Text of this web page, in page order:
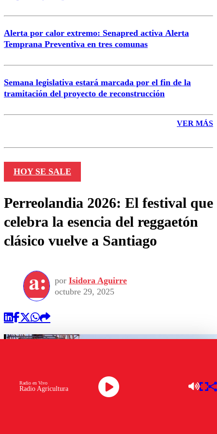
Alerta por calor extremo: Senapred activa Alerta
Temprana Preventiva en tres comunas
Semana legislativa estará marcada por el fin de la
tramitación del proyecto de reconstrucción
VER MÁS
HOY SE SALE
Perreolandia 2026: El festival que
celebra la esencia del reggaetón
clásico vuelve a Santiago
por Isidora Aguirre
octubre 29, 2025
Radio Agricultura
Radio en Vivo